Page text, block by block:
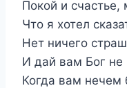
Покой и счастье,
Что я хотел
Нет ничего
И дай вам Бог не
Когда вам нечем